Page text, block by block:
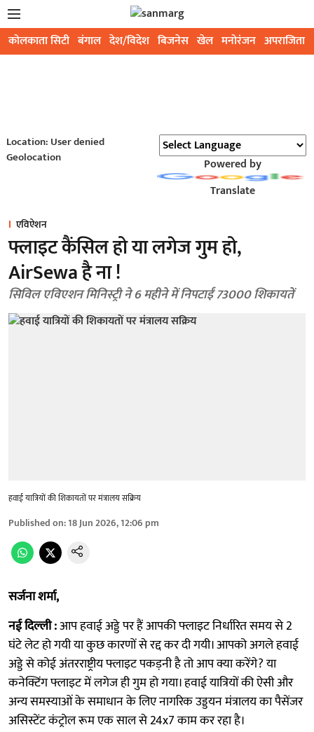
कोलकाता सिटी बंगाल देश/विदेश बिजनेस खेल मनोरंजन अपराजिता
Location: User denied
Geolocation
Powered by
Translate
एविऐशन
फ्लाइट कैंसिल हो या लगेज गुम हो,
AirSewa है ना !
सिविल एविएशन मिनिस्ट्री ने 6 महीने में निपटाईं 73000 शिकायतें
हवाई यात्रियों की शिकायतों पर मंत्रालय सक्रिय
Published on:18 Jun 2026, 12:06 pm
सर्जना शर्मा,
नई दिल्ली :आप हवाई अड्डे पर हैं आपकी फ्लाइट निर्धारित समय से 2
घंटे लेट हो गयी या कुछ कारणों से रद्द कर दी गयी। आपको अगले हवाई
अड्डे से कोई अंतरराष्ट्रीय फ्लाइट पकड़नी है तो आप क्या करेंगे? या
कनेक्टिंग फ्लाइट में लगेज ही गुम हो गया। हवाई यात्रियों की ऐसी और
अन्य समस्याओं के समाधान के लिए नागरिक उड्डयन मंत्रालय का पैसेंजर
असिस्टेंट कंट्रोल रूम एक साल से 24x7 काम कर रहा है।